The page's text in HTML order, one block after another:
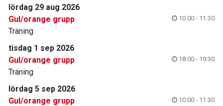
lördag 29 aug 2026
Gul/orange grupp
10:00 - 11:30
Träning
tisdag 1 sep 2026
Gul/orange grupp
18:00 - 19:30
Träning
lördag 5 sep 2026
Gul/orange grupp
10:00 - 11:30